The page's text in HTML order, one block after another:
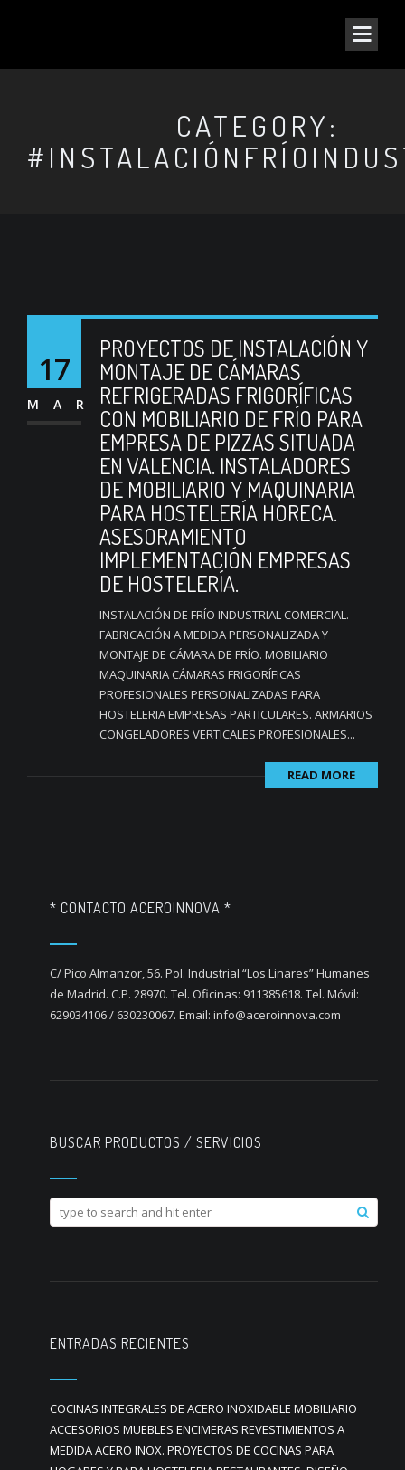
CATEGORY:
17
MAR
PROYECTOS DE INSTALACIÓN Y
MONTAJE DE CÁMARAS
REFRIGERADAS FRIGORÍFICAS
CON MOBILIARIO DE FRÍO PARA
EMPRESA DE PIZZAS SITUADA
EN VALENCIA. INSTALADORES
DE MOBILIARIO Y MAQUINARIA
PARA HOSTELERÍA HORECA.
ASESORAMIENTO
IMPLEMENTACIÓN EMPRESAS
DE HOSTELERÍA.
INSTALACIÓN DE FRÍO INDUSTRIAL COMERCIAL.
FABRICACIÓN A MEDIDA PERSONALIZADA Y
MONTAJE DE CÁMARA DE FRÍO. MOBILIARIO
MAQUINARIA CÁMARAS FRIGORÍFICAS
PROFESIONALES PERSONALIZADAS PARA
HOSTELERIA EMPRESAS PARTICULARES. ARMARIOS
CONGELADORES VERTICALES PROFESIONALES...
READ MORE
* CONTACTO ACEROINNOVA *
C/ Pico Almanzor, 56. Pol. Industrial “Los Linares” Humanes
de Madrid. C.P. 28970. Tel. Oficinas: 911385618. Tel. Móvil:
629034106 / 630230067. Email: info@aceroinnova.com
BUSCAR PRODUCTOS / SERVICIOS
ENTRADAS RECIENTES
COCINAS INTEGRALES DE ACERO INOXIDABLE MOBILIARIO
ACCESORIOS MUEBLES ENCIMERAS REVESTIMIENTOS A
MEDIDA ACERO INOX. PROYECTOS DE COCINAS PARA